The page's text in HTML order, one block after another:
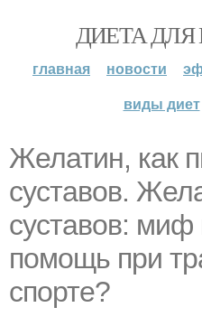
ДИЕТА
главная новости
виды диет
Желатин, как
суставов.
суставов:
помощь при
спорте?